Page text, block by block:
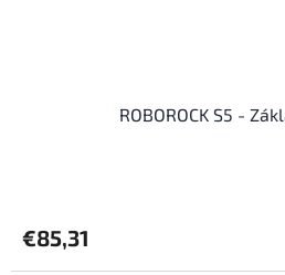
ROBOROCK S5 -
€85,31